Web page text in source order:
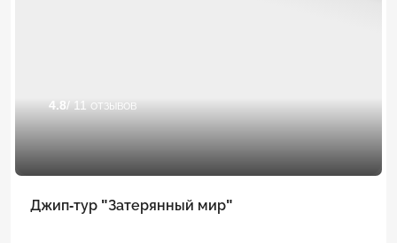
4.8/ 11 отзывов
Джип-тур "Затерянный мир"